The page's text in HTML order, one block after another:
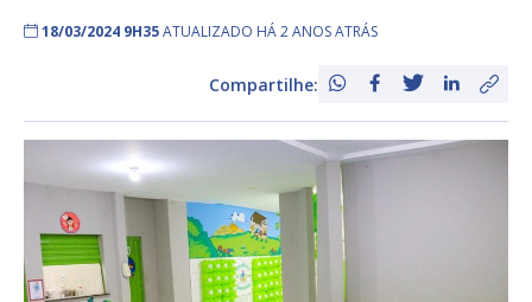
18/03/2024 9H35ATUALIZADO HÁ 2 ANOS ATRÁS
Compartilhe: